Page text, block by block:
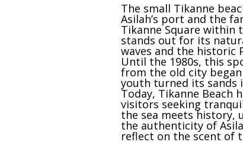
The small Tikanne
Asilah’s port and the
Tikanne Square within
stands out for its
waves and the historic
Until the 1980s, this
from the old city
youth turned its sands
Today, Tikanne Beach
visitors seeking
the sea meets history,
the authenticity of
reflect on the scent of